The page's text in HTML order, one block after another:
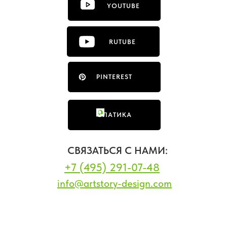
PINTEREST
ФЛАТИКА
YOUTUBE
СВЯЗАТЬСЯ С НАМИ:
+7 (495) 291-07-48
info@artstory-design.com
RUTUBE